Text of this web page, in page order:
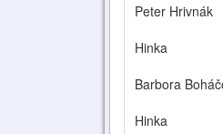
Peter Hrivnák
Hinka
Barbora
Hinka